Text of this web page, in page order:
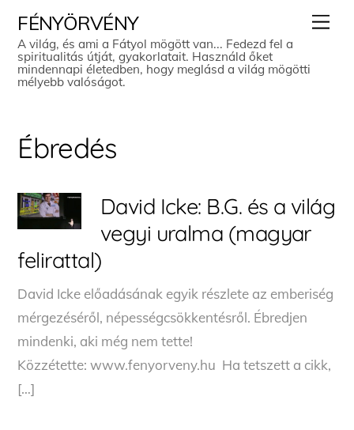
content
FÉNYÖRVÉNY
A világ, és ami a Fátyol mögött van... Fedezd fel a
spiritualitás útját, gyakorlatait. Használd őket
mindennapi életedben, hogy meglásd a világ mögötti
mélyebb valóságot.
Ébredés
David Icke: B.G. és a világ
vegyi uralma (magyar
felirattal)
David Icke előadásának egyik részlete az emberiség
mérgezéséről, népességcsökkentésről. Ébredjen
mindenki, aki még nem tette!
Közzétette: www.fenyorveny.hu Ha tetszett a cikk,
[…]